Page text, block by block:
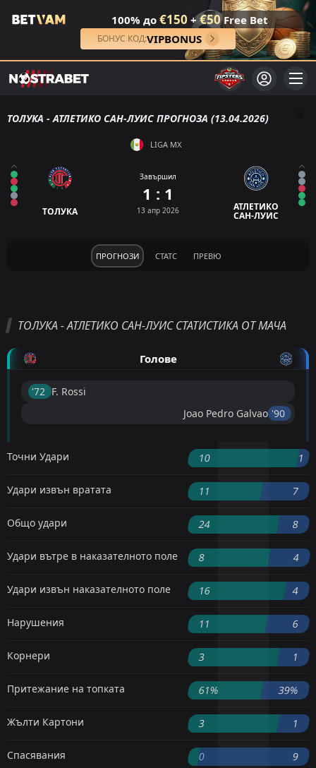
100% до €150 + €50Free Bet
БОНУС КОД:VIPBONUS
ТОЛУКА - АТЛЕТИКО САН-ЛУИС ПРОГНОЗА (13.04.2026)
LIGA MX
ТОЛУКА
Завършил
1 : 1
13 апр 2026 АТЛЕТИКО
САН-ЛУИС
ПРОГНОЗИ СТАТС ПРЕВЮ
ТОЛУКА - АТЛЕТИКО САН-ЛУИС СТАТИСТИКА ОТ МАЧА
Голове
'72 ︎ F. Rossi
Joao Pedro Galvao '90 ︎
Точни Удари 10 1
Удари извън вратата 11 7
Общо удари 24 8
Удари вътре в наказателното поле 8 4
Удари извън наказателното поле 16 4
Нарушения 11 6
Корнери 3 1
Притежание на топката 61% 39%
Жълти Картони 3 1
Спасявания 0 9